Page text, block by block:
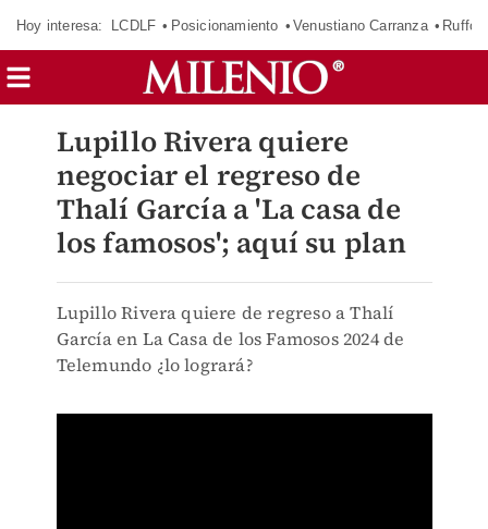
Hoy interesa: LCDLF Posicionamiento Venustiano Carranza Ruffo
Lupillo Rivera quiere
negociar el regreso de
Thalí García a 'La casa de
los famosos'; aquí su plan
Lupillo Rivera quiere de regreso a Thalí
García en La Casa de los Famosos 2024 de
Telemundo ¿lo logrará?